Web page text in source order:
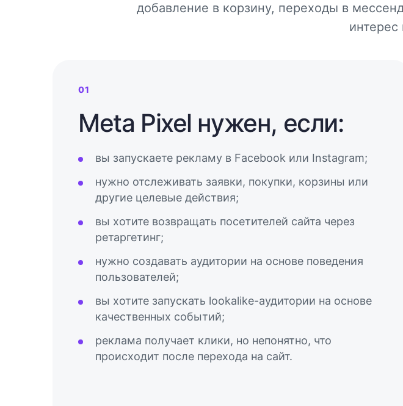
добавление в корзину, переходы в
интерес
01
Meta Pixel нужен, если:
вы запускаете рекламу в Facebook или Instagram;
нужно отслеживать заявки, покупки, корзины или
другие целевые действия;
вы хотите возвращать посетителей сайта через
ретаргетинг;
нужно создавать аудитории на основе поведения
пользователей;
вы хотите запускать lookalike-аудитории на основе
качественных событий;
реклама получает клики, но непонятно, что
происходит после перехода на сайт.